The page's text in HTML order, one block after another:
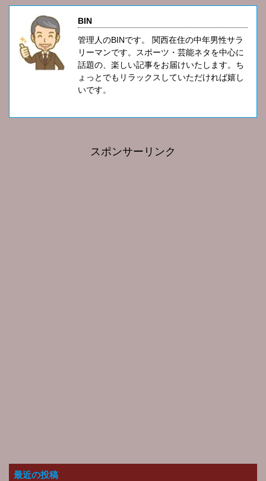
BIN
管理人のBINです。 関西在住の中年男性サラ
リーマンです。スポーツ・芸能ネタを中心に
話題の、楽しい記事をお届けいたします。ち
ょっとでもリラックスしていただければ嬉し
いです。
スポンサーリンク
最近の投稿